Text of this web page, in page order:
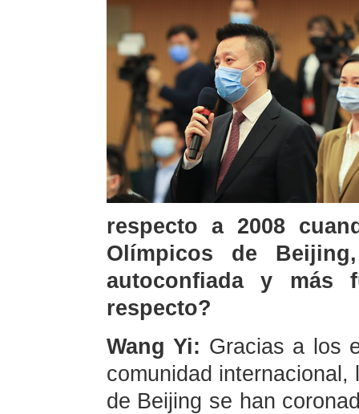
respecto a 2008
Olímpicos de
autoconfiada y más
respecto?
Wang Yi: Gracias a los
comunidad
de Beijing se han